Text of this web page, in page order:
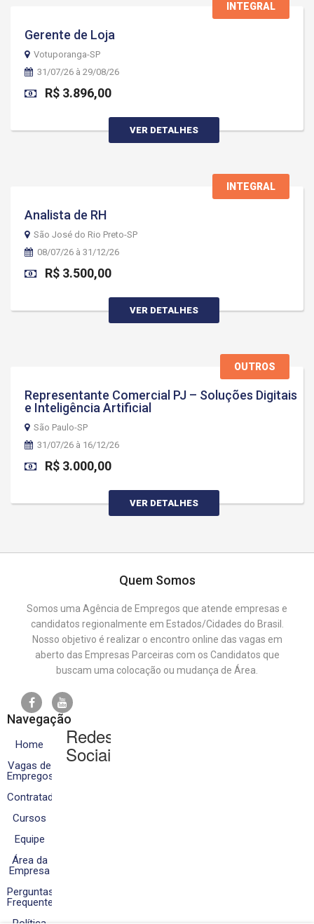
INTEGRAL
Gerente de Loja
Votuporanga-SP
31/07/26 à 29/08/26
R$ 3.896,00
VER DETALHES
INTEGRAL
Analista de RH
São José do Rio Preto-SP
08/07/26 à 31/12/26
R$ 3.500,00
VER DETALHES
OUTROS
Representante Comercial PJ – Soluções Digitais
e Inteligência Artificial
São Paulo-SP
31/07/26 à 16/12/26
R$ 3.000,00
VER DETALHES
Quem Somos
Somos uma Agência de Empregos que atende empresas e
candidatos regionalmente em Estados/Cidades do Brasil.
Nosso objetivo é realizar o encontro online das vagas em
aberto das Empresas Parceiras com os Candidatos que
buscam uma colocação ou mudança de Área.
Navegação
Home
Vagas de
Empregos
Contratados
Cursos
Equipe
Área da
Empresa
Perguntas
Frequentes
Redes
Sociais